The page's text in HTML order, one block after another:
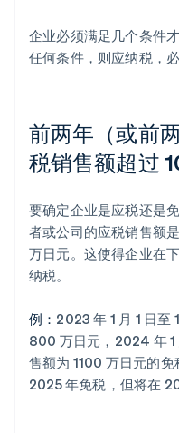
企业必须满足几个条件
任何条件，则应纳税，
前两年（或前
税销售额超过
要确定企业是应税还是
者或公司的应税销售额
万日元。这使得企业在
纳税。
例： 2023 年 1 月 1 日至
800 万日元，2024 年 1
售额为 1100 万日元的
2025 年免税，但将在